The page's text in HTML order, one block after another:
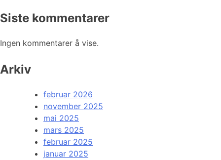
Siste kommentarer
Ingen kommentarer å vise.
Arkiv
februar 2026
november 2025
mai 2025
mars 2025
februar 2025
januar 2025